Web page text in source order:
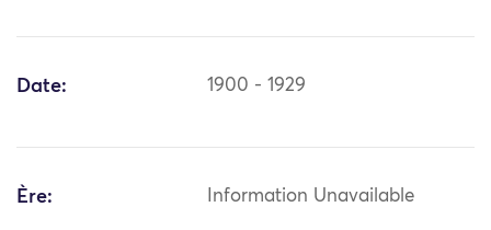
Date: 1900 - 1929
Ère: Information Unavailable